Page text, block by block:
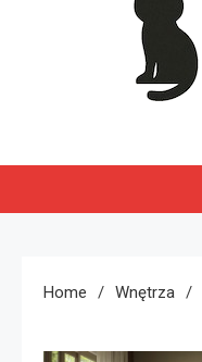
Home Wnętrza